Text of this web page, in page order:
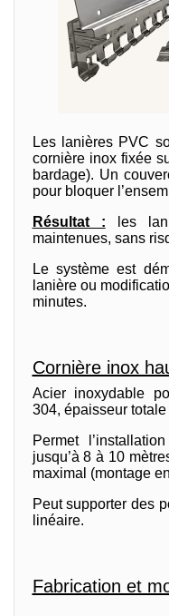
Les lanières PVC
cornière inox fixée
bardage). Un
pour bloquer
Résultat : les
maintenues, sans
Le système est
lanière ou
minutes.
Cornière inox
Acier inoxydable
304, épaisseur totale
Permet
jusqu’à 8 à 10
maximal (montage
Peut supporter des
linéaire.
Fabrication et